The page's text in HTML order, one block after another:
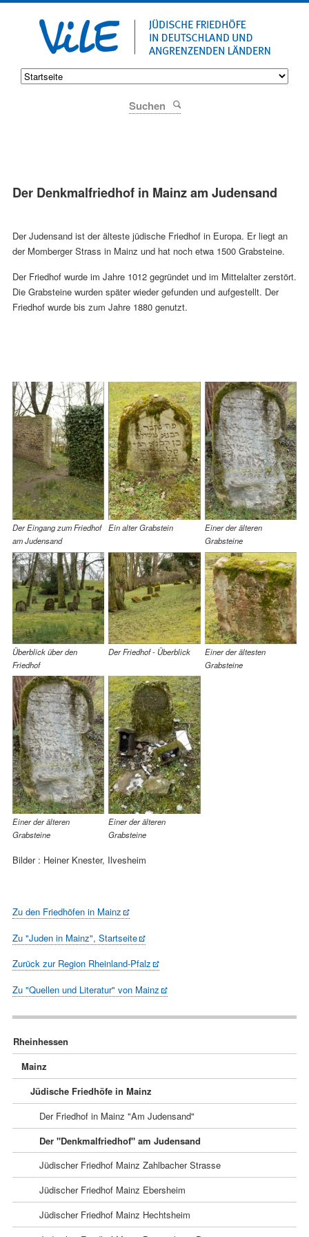
Der Denkmalfriedhof in Mainz am Judensand
Der Judensand ist der älteste jüdische Friedhof in Europa. Er liegt an
der Momberger Strass in Mainz und hat noch etwa 1500 Grabsteine.
Der Friedhof wurde im Jahre 1012 gegründet und im Mittelalter zerstört.
Die Grabsteine wurden später wieder gefunden und aufgestellt. Der
Friedhof wurde bis zum Jahre 1880 genutzt.
Der Eingang zum Friedhof
am Judensand
Ein alter Grabstein
Einer der älteren
Grabsteine
Überblick über den
Friedhof
Der Friedhof - Überblick
Einer der ältesten
Grabsteine
Einer der älteren
Grabsteine
Einer der älteren
Grabsteine
Bilder : Heiner Knester, Ilvesheim
Zu den Friedhöfen in Mainz
Zu "Juden in Mainz", Startseite
Zurück zur Region Rheinland-Pfalz
Zu "Quellen und Literatur" von Mainz
überspringen
Rheinhessen
Mainz
Jüdische Friedhöfe in Mainz
Der Friedhof in Mainz "Am Judensand"
Der "Denkmalfriedhof" am Judensand
Jüdischer Friedhof Mainz Zahlbacher Strasse
Jüdischer Friedhof Mainz Ebersheim
Jüdischer Friedhof Mainz Hechtsheim